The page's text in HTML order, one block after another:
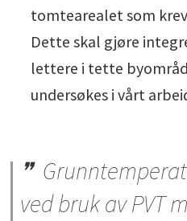
tomtearealet som
Dette skal gjøre
lettere i tette
undersøkes i vårt
ved bruk av PVT